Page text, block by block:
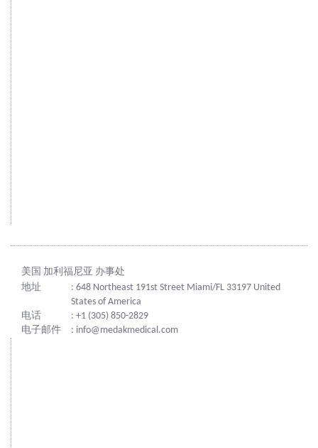
美国 加利福尼亚 办事处
地址
: 648 Northeast 191st Street Miami/FL 33197 United
States of America
电话
: +1 (305) 850-2829
电子邮件
: info@medakmedical.com